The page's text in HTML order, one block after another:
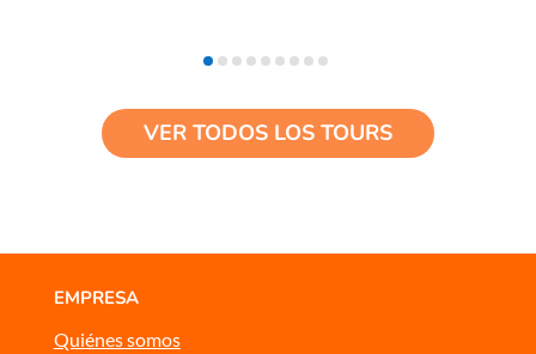
VER TODOS LOS TOURS
EMPRESA
Quiénes somos